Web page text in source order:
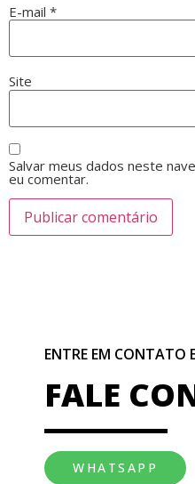
E-mail *
Site
Salvar meus dados neste
eu comentar.
ENTRE EM CONTATO
FALE
WHATSAPP